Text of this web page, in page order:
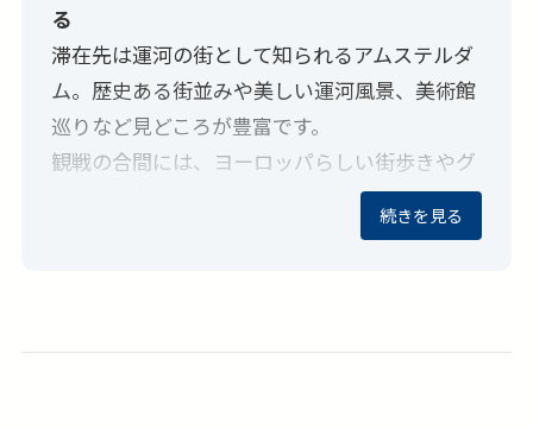
る
滞在先は運河の街として知られるアムステルダ
ム。歴史ある街並みや美しい運河風景、美術館
巡りなど見どころが豊富です。
観戦の合間には、ヨーロッパらしい街歩きやグ
続きを見る